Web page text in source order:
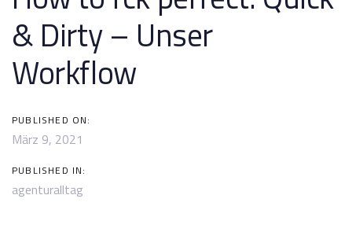
& Dirty – Unser
Workflow
PUBLISHED ON:
März 9, 2021
PUBLISHED IN:
agenturalltag
navigation